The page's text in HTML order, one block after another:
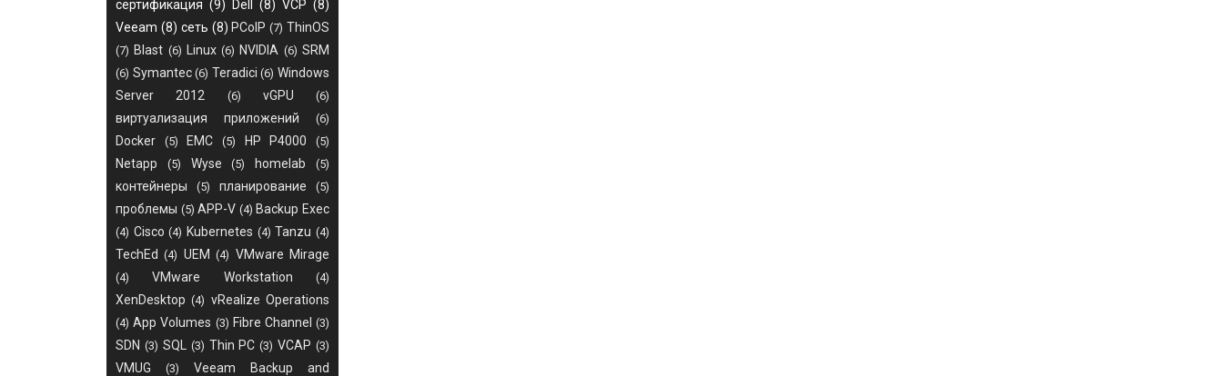
сертификация (9) Dell (8) VCP (8)
Veeam (8) сеть (8) PCoIP (7) ThinOS
(7) Blast (6) Linux (6) NVIDIA (6) SRM
(6) Symantec (6) Teradici (6) Windows
Server 2012
(6) vGPU (6)
виртуализация приложений (6)
Docker (5) EMC (5) HP P4000 (5)
Netapp (5) Wyse (5) homelab (5)
контейнеры (5) планирование (5)
проблемы (5) APP-V (4) Backup Exec
(4) Cisco (4) Kubernetes (4) Tanzu (4)
TechEd (4) UEM (4) VMware Mirage
(4) VMware Workstation (4)
XenDesktop (4) vRealize Operations
(4) App Volumes (3) Fibre Channel (3)
SDN (3) SQL (3) Thin PC (3) VCAP (3)
VMUG (3)
Veeam Backup and